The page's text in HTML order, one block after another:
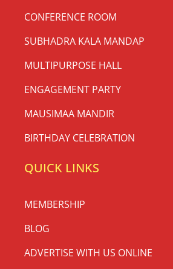
CONFERENCE ROOM
SUBHADRA KALA MANDAP
MULTIPURPOSE HALL
ENGAGEMENT PARTY
MAUSIMAA MANDIR
BIRTHDAY CELEBRATION
QUICK LINKS
MEMBERSHIP
BLOG
ADVERTISE WITH US ONLINE